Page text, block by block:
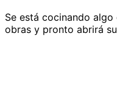
Se está cocinando
obras y pronto abrirá